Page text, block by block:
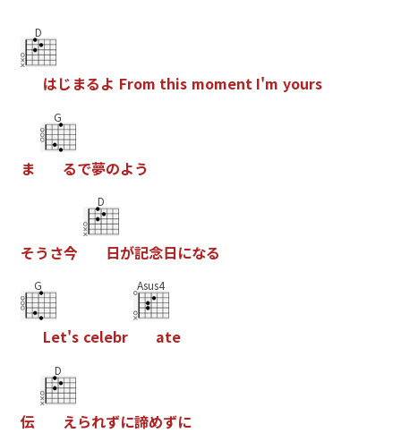
D
はじ まるよ From this moment I'm yours
ま
G
るで夢のよう
そう さ今
D
日が記念日になる
G
Let's celebr
Asus4
ate
伝
D
えられずに諦めずに